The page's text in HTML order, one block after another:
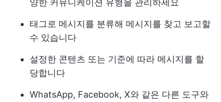
양한 커뮤니케이션 유형을 관리하세요
태그로 메시지를 분류해 메시지를 찾고 보고할
수 있습니다
설정한 콘텐츠 또는 기준에 따라 메시지를 할
당합니다
WhatsApp, Facebook, X와 같은 다른 도구와